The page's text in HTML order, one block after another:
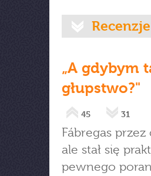
Recenzje
„A gdybym
głupstwo?"
45 31
Fábregas
ale stał się
pewnego